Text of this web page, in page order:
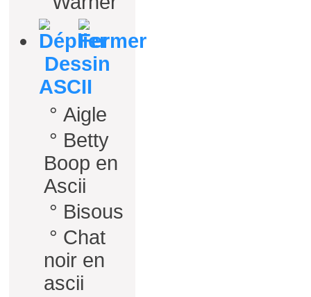
Dessin
ASCII
° Aigle
° Betty
Boop en
Ascii
° Bisous
° Chat
noir en
ascii